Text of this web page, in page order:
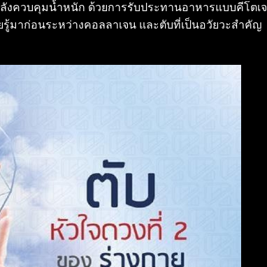
ควบคุมน้ำหนัก ด้วยการรับประทานอาหารแบบคีโตเจ
มาก่อนระหว่างคอลลาเจน และตับที่เป็นอวัยวะสำคัญ